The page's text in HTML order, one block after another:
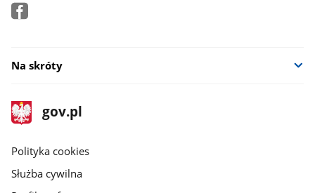
Na skróty
stopka
gov.pl
Strona
gov.pl
gov.pl
Polityka cookies
Służba cywilna